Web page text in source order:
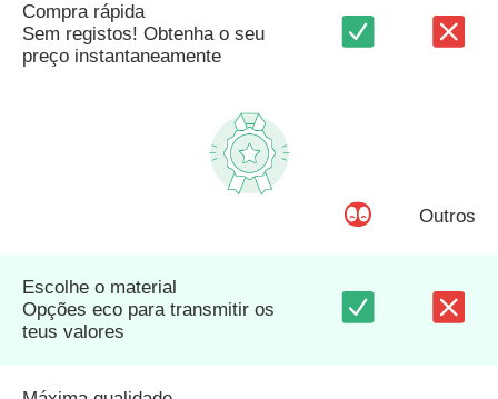
Compra rápida
Sem registos! Obtenha o seu
preço instantaneamente
Outros
Escolhe o material
Opções eco para transmitir os
teus valores